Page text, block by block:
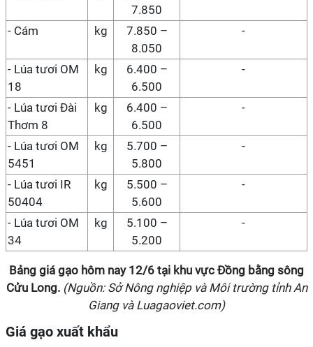
7.850
- Cám kg
7.850 –
8.050
-
- Lúa tươi OM
18
kg
6.400 –
6.500
-
- Lúa tươi Đài
Thơm 8
kg
6.400 –
6.500
-
- Lúa tươi OM
5451
kg
5.700 –
5.800
-
- Lúa tươi IR
50404
kg
5.500 –
5.600
-
- Lúa tươi OM
34
kg
5.100 –
5.200
-
Bảng giá gạo hôm nay12/6 tại khu vực Đồng bằng sông
Cửu Long. (Nguồn: Sở Nông nghiệp và Môi trường tỉnh An
Giang và Luagaoviet.com)
Giá gạo xuất khẩu